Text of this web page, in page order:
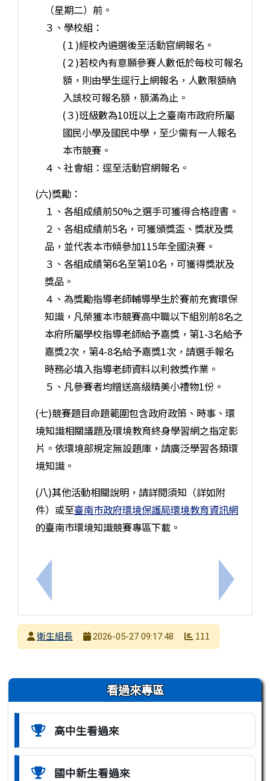
上一筆：「【武營大圖鑑】戲劇的多重宇宙」
（星期二）前。
３、學校組：
(１)經校內遴選後至活動官網報名。
(２)若校內有意願參賽人數低於每校可報名
額，則由學生逕行上網報名，人數限額納
入該校可報名額，額滿為止。
(３)班級數為10班以上之臺南市政府所屬
國民小學及國民中學，至少需有一人報名
本市競賽。
４、社會組：逕至活動官網報名。
(六)獎勵：
１、各組成績前50%之選手可獲得合格證書。
２、各組成績前5名，可獲頒獎盃、獎狀及獎
品，並代表本市傾參加115年全國決賽。
３、各組成績第6名至第10名，可獲得獎狀及
獎品。
４、為獎勵指導老師輔導學生於賽前充實環保
知識，凡榮獲本市競賽高中職以下組別前8名之
本府所屬學校指導老師給予嘉獎，第1-3名給予
嘉獎2次，第4-8名給予嘉獎1次，請選手報名
時務必填入指導老師資料以利敘獎作業。
５、凡參賽者均贈送高級精美小禮物1份。
(七)競賽題目命題範圍包含政府政策、時事、環
境知識相關議題及環境教育終身學習網之指定影
片。依環境部規定無設題庫，請廣泛學習各類環
境知識。
(八)其他活動相關說明，請詳閱須知（詳如附
件）或至臺南市政府環境保護局環境教育資訊網
的臺南市環境知識競賽專區下載。
下一筆：
發布者
衛生組長
2026-05-27 09:17:48 111
左邊區域內容 看過來專區
高中生看過來
國中新生看過來